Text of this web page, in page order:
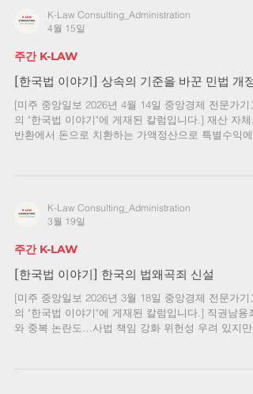
국적을 취득할 수 있다. 한국에 출생신고를 하지 않았
나 한국 여권을 만든 적이 없더라도 결론이 달라지는
생 시점이다. 과거에는 원칙적으로 아버지가 대한민국
국민인지 아닌지를 중심으로 판단하는 부계혈통주의
적용되었다. 이후 1998년 6월 14일 시행된 개정 국적
으로 부모양계혈통주의가 도입되면서, 아버지뿐 아니
어머니가 대한민국 국민인 경우에도 자녀가 한국 국적
을 취득할 수 있게 되었다. 성별도 중요하다.
K-Law Consulting_Administration
4월 15일
주간 K-LAW
[한국법 이야기] 상속의 기준을 바꾼 민법 개정
[미주 중앙일보 2026년 4월 14일 중앙경제 전문가기고
의 "한국법 이야기"에 게재된 칼럼입니다.] 재산 자체
반환에서 돈으로 치환하는 가액정산으로 특별수익에
중심에 서는 경우가 많았다. 분쟁 과정에서 한 채의 부
동산이 공유가 되고 가족회사 지분이 쪼개지면서, 경
도 예외적으로 가액, 즉 현금으로 반환하는 것이 가능
지만, 예외적 처리에 의존하는 방식은 언제나 예측하
어려운 상황을 낳았다. 그런 점에서 최근 상속법개정
로 유류분 반환이 원칙적으로 재산 자체의 반환이 아
라 가액 지급, 즉 돈으로 정산하는 구조로 바뀐 것은
영할 만하다. 다만 가액을 반환해야 하는 경우, 그 현
K-Law Consulting_Administration
3월 19일
주간 K-LAW
[한국법 이야기] 한국의 법왜곡죄 신설
[미주 중앙일보 2026년 3월 18일 중앙경제 전문가기고
의 "한국법 이야기"에 게재된 칼럼입니다.] 직권남용죄
와 중복 논란도…사법 책임 강화 위헌성 우려 있지만